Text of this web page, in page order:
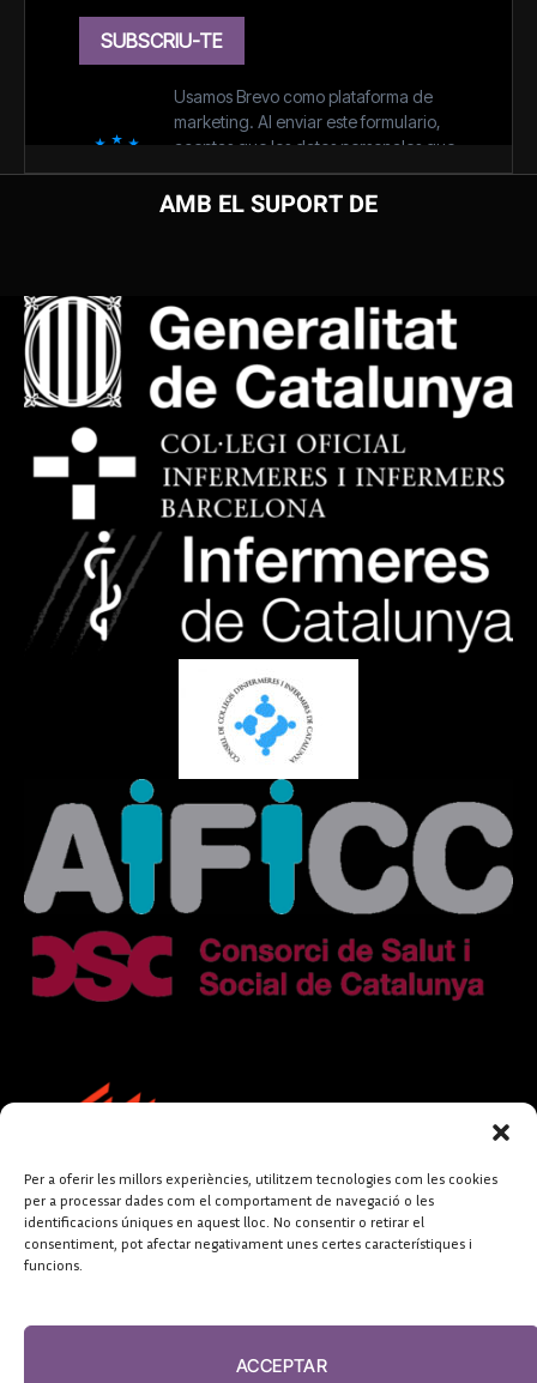
Per a oferir les millors experiències, utilitzem tecnologies com les cookies
per a processar dades com el comportament de navegació o les
identificacions úniques en aquest lloc. No consentir o retirar el
consentiment, pot afectar negativament unes certes característiques i
funcions.
ACCEPTAR
AMB EL SUPORT DE
FUNDACIÓ